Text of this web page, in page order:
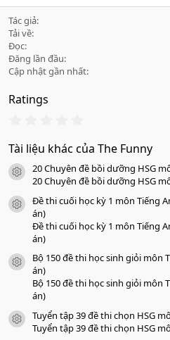
Tác giả
Tải về
Đọc
Đăng lần đầu
Cập nhật gần nhất
Ratings
0
0
s
a
o
Tài liệu khác của The Funny
icon tài liệu
20 Chuyên đề bồi dưỡng HSG
20 Chuyên đề bồi dưỡng HSG
icon tài liệu
Đề thi cuối học kỳ 1 môn Tiếng
án)
Đề thi cuối học kỳ 1 môn Tiếng
án)
icon tài liệu
Bộ 150 đề thi học sinh giỏi môn
án)
Bộ 150 đề thi học sinh giỏi môn
án)
icon tài liệu
Tuyển tập 39 đề thi chọn HSG
Tuyển tập 39 đề thi chọn HSG